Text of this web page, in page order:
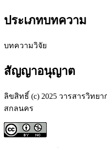
ประเภทบทความ
บทความวิจัย
สัญญาอนุญาต
ลิขสิทธิ์ (c) 2025 วารสารวิทย
สกลนคร